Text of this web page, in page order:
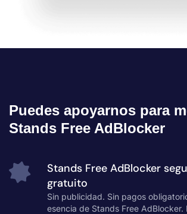
Puedes apoyarnos para
Stands Free AdBlocker
Stands Free AdBlocker
gratuito
Sin publicidad. Sin pagos
esencia de Stands Free AdBlocker.